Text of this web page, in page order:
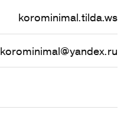
korominimal.tilda.ws
korominimal@yandex.ru